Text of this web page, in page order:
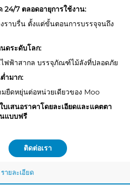
7 ตลอดอายุการใช้งาน:
ราบรื่น ตั้งแต่ขั้นตอนการบรรจุจนถึง
ดระดับโลก:
ไฟฟ้าสากล บรรจุภัณฑ์ไม้ลังที่ปลอดภัย
ำมาก:
ยืดหยุ่นต่อหน่วยเดียวของ Moo
เสนอราคาโดยละเอียดและแคตตา
แบบฟรี
ติดต่อเรา
รายละเอียด